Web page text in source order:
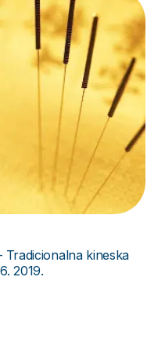
Tradicionalna kineska
2019.